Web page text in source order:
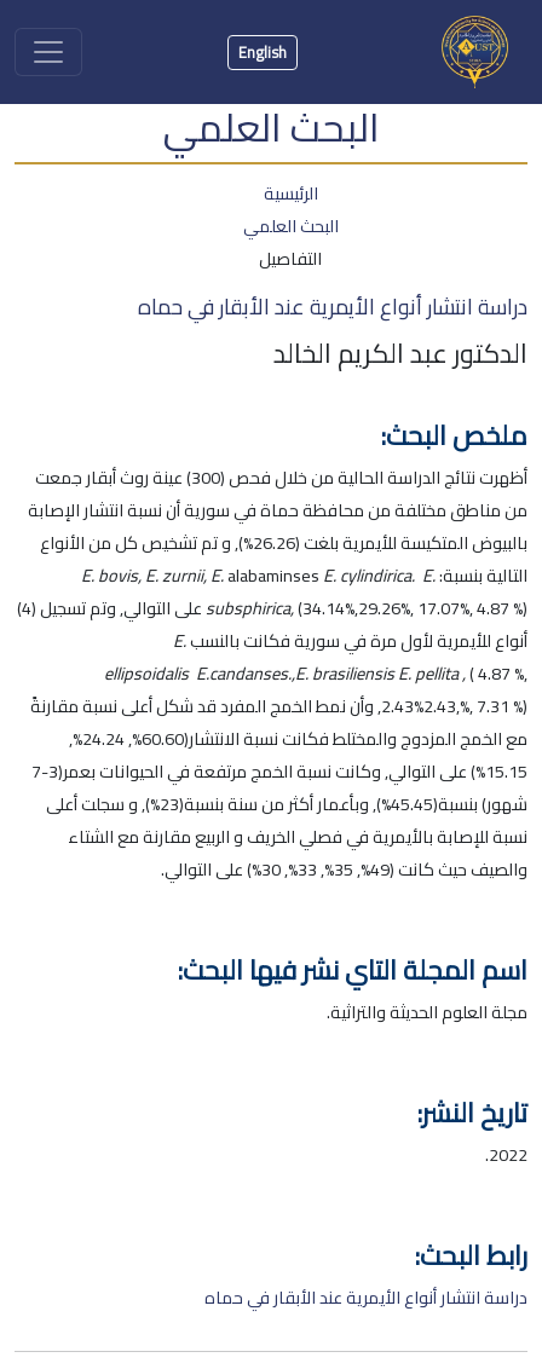
English
البحث العلمي
الرئيسية
البحث العلمي
التفاصيل
دراسة انتشار أنواع الأيمرية عند الأبقار في حماه
الدكتور عبد الكريم الخالد
ملخص البحث:
أظهرت نتائج الدراسة الحالية من خلال فحص (300) عينة روث أبقار جمعت
من مناطق مختلفة من محافظة حماة في سورية أن نسبة انتشار الإصابة
بالبيوض المتكيسة للأيمرية بلغت (26.26%), و تم تشخيص كل من الأنواع
التالية بنسبة:
E. bovis,E. zurnii,E.alabaminsesE. cylindirica. E.
subsphirica,
(34.14%,29.26%, 17.07%, 4.87 %) على التوالي, وتم تسجيل (4)
أنواع للأيمرية لأول مرة في سورية فكانت بالنسبE.
ellipsoidalis E.candanses.,E. brasiliensis E. pellita ,( 4.87 %,
2.43%2.43,%, 7.31 %), وأن نمط الخمج المفرد قد شكل أعلى نسبة مقارنةً
مع الخمج المزدوج والمختلط فكانت نسبة الانتشار(60.60%, 24.24%,
15.15%) على التوالي, وكانت نسبة الخمج مرتفعة في الحيوانات بعمر(3-7
شهور) بنسبة(45.45%), وبأعمار أكثر من سنة بنسبة(23%), و سجلت أعلى
نسبة للإصابة بالأيمرية في فصلي الخريف و الربيع مقارنة مع الشتاء
والصيف حيث كانت (49%, 35%, 33%, 30%) على التوالي.
اسم المجلة التاي نشر فيها البحث:
مجلة العلوم الحديثة والتراثية.
تاريخ النشر:
2022.
رابط البحث:
دراسة انتشار أنواع الأيمرية عند الأبقار في حماه